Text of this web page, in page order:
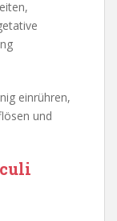
einrühren,
und